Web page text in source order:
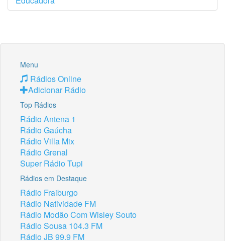
Menu
Rádios Online
Adicionar Rádio
Top Rádios
Rádio Antena 1
Rádio Gaúcha
Rádio Villa Mix
Rádio Grenal
Super Rádio Tupi
Rádios em Destaque
Rádio Fraiburgo
Rádio Natividade FM
Rádio Modão Com Wisley Souto
Rádio Sousa 104.3 FM
Rádio JB 99.9 FM